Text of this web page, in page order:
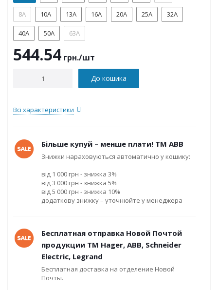
8А 10А 13А 16А 20А 25А 32А
40А 50А 63А
544.54 грн./шт
До кошика
Всі характеристики
Більше купуй – менше плати! ТМ ABB
Знижки нараховуються автоматично у кошику:
від 1 000 грн - знижка 3%
від 3 000 грн - знижка 5%
від 5 000 грн - знижка 10%
додаткову знижку – уточнюйте у менеджера
Бесплатная отправка Новой Почтой
продукции ТМ Hager, ABB, Schneider
Electric, Legrand
Бесплатная доставка на отделение Новой
Почты.